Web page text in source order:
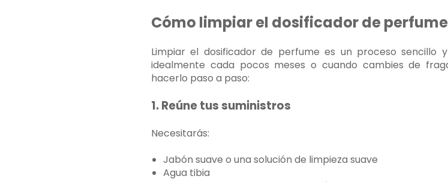
Cómo limpiar el dosificador de
Limpiar el dosificador de perfume es un proceso sencillo
idealmente cada pocos meses o cuando cambies de
hacerlo paso a paso:
1. Reúne tus suministros
Necesitarás:
Jabón suave o una solución de limpieza suave
Agua tibia